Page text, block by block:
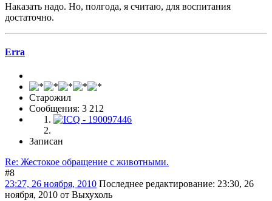
Наказать надо. Но, полгода, я считаю, для воспитания
достаточно.
Erra
Старожил
Сообщения: 3 212
Записан
Re: Жестокое обращение с животными.
#8
23:27, 26 ноября, 2010 Последнее редактирование: 23:30, 26
ноября, 2010 от Выхухоль